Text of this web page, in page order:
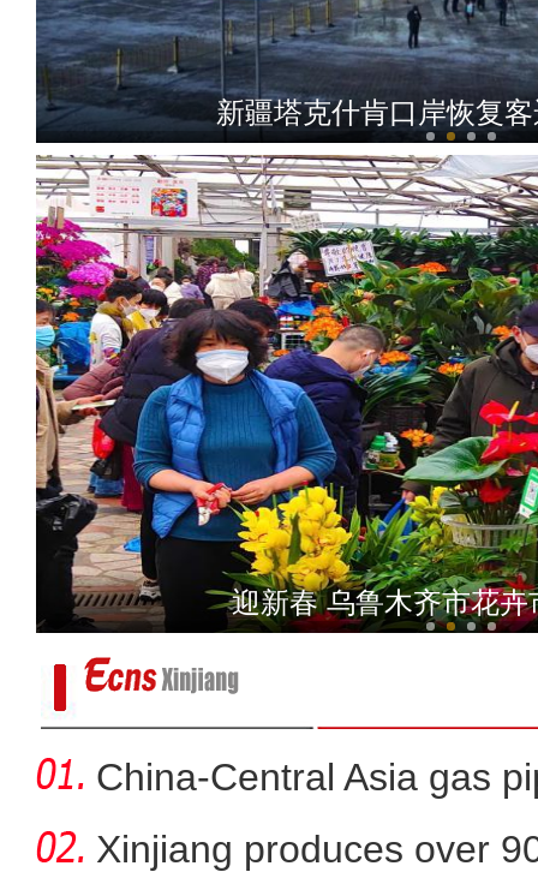
新疆塔克什肯口岸恢复
【新疆故事】打渔出身的新
迎新春 乌鲁木齐市花卉
China-Central Asia gas
Xinjiang produces over